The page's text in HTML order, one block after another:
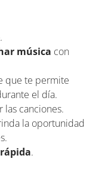
música con
que te permite
el día.
las canciones.
la oportunidad
.